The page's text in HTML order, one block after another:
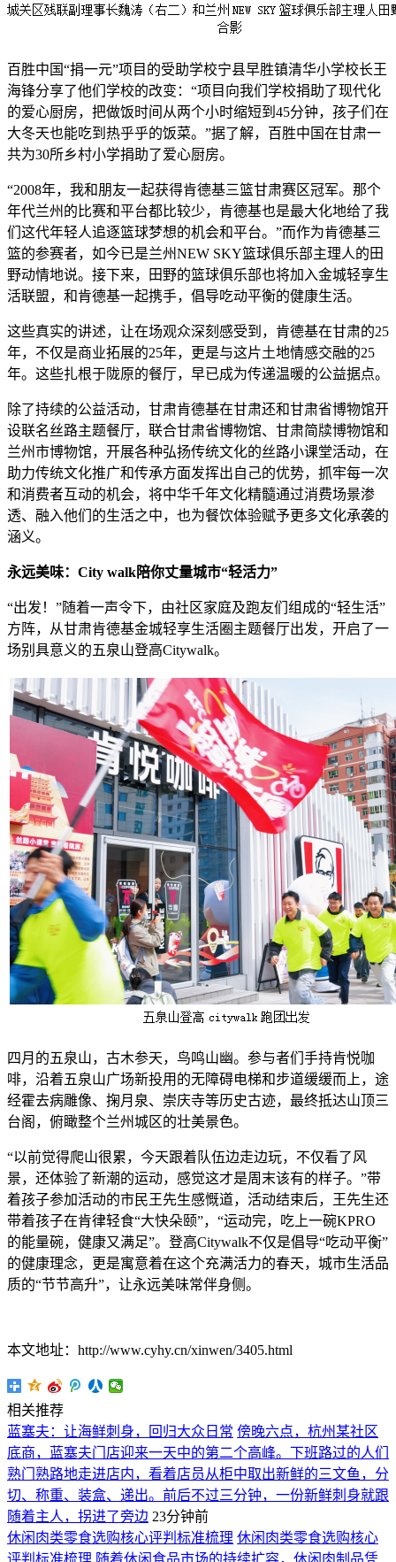
百胜中国“捐一元”项目的受助学校宁县早胜镇清华小学校长王
海锋分享了他们学校的改变：“项目向我们学校捐助了现代化
的爱心厨房，把做饭时间从两个小时缩短到45分钟，孩子们在
大冬天也能吃到热乎乎的饭菜。”据了解，百胜中国在甘肃一
共为30所乡村小学捐助了爱心厨房。
“2008年，我和朋友一起获得肯德基三篮甘肃赛区冠军。那个
年代兰州的比赛和平台都比较少，肯德基也是最大化地给了我
们这代年轻人追逐篮球梦想的机会和平台。”而作为肯德基三
篮的参赛者，如今已是兰州NEW SKY篮球俱乐部主理人的田
野动情地说。接下来，田野的篮球俱乐部也将加入金城轻享生
活联盟，和肯德基一起携手，倡导吃动平衡的健康生活。
这些真实的讲述，让在场观众深刻感受到，肯德基在甘肃的25
年，不仅是商业拓展的25年，更是与这片土地情感交融的25
年。这些扎根于陇原的餐厅，早已成为传递温暖的公益据点。
除了持续的公益活动，甘肃肯德基在甘肃还和甘肃省博物馆开
设联名丝路主题餐厅，联合甘肃省博物馆、甘肃简牍博物馆和
兰州市博物馆，开展各种弘扬传统文化的丝路小课堂活动，在
助力传统文化推广和传承方面发挥出自己的优势，抓牢每一次
和消费者互动的机会，将中华千年文化精髓通过消费场景渗
透、融入他们的生活之中，也为餐饮体验赋予更多文化承袭的
涵义。
永远美味：City walk陪你丈量城市“轻活力”
“出发！”随着一声令下，由社区家庭及跑友们组成的“轻生活”
方阵，从甘肃肯德基金城轻享生活圈主题餐厅出发，开启了一
场别具意义的五泉山登高Citywalk。
四月的五泉山，古木参天，鸟鸣山幽。参与者们手持肯悦咖
啡，沿着五泉山广场新投用的无障碍电梯和步道缓缓而上，途
经霍去病雕像、掬月泉、崇庆寺等历史古迹，最终抵达山顶三
台阁，俯瞰整个兰州城区的壮美景色。
“以前觉得爬山很累，今天跟着队伍边走边玩，不仅看了风
景，还体验了新潮的运动，感觉这才是周末该有的样子。”带
着孩子参加活动的市民王先生感慨道，活动结束后，王先生还
带着孩子在肯律轻食“大快朵颐”，“运动完，吃上一碗KPRO
的能量碗，健康又满足”。登高Citywalk不仅是倡导“吃动平衡”
的健康理念，更是寓意着在这个充满活力的春天，城市生活品
质的“节节高升”，让永远美味常伴身侧。
本文地址：http://www.cyhy.cn/xinwen/3405.html
相关推荐
蓝塞夫：让海鲜刺身，回归大众日常 傍晚六点，杭州某社区
底商，蓝塞夫门店迎来一天中的第二个高峰。下班路过的人们
熟门熟路地走进店内，看着店员从柜中取出新鲜的三文鱼，分
切、称重、装盒、递出。前后不过三分钟，一份新鲜刺身就跟
随着主人，拐进了旁边 23分钟前
休闲肉类零食选购核心评判标准梳理 休闲肉类零食选购核心